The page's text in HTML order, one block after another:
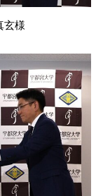
大学にご支援を
お考えの方
玄様